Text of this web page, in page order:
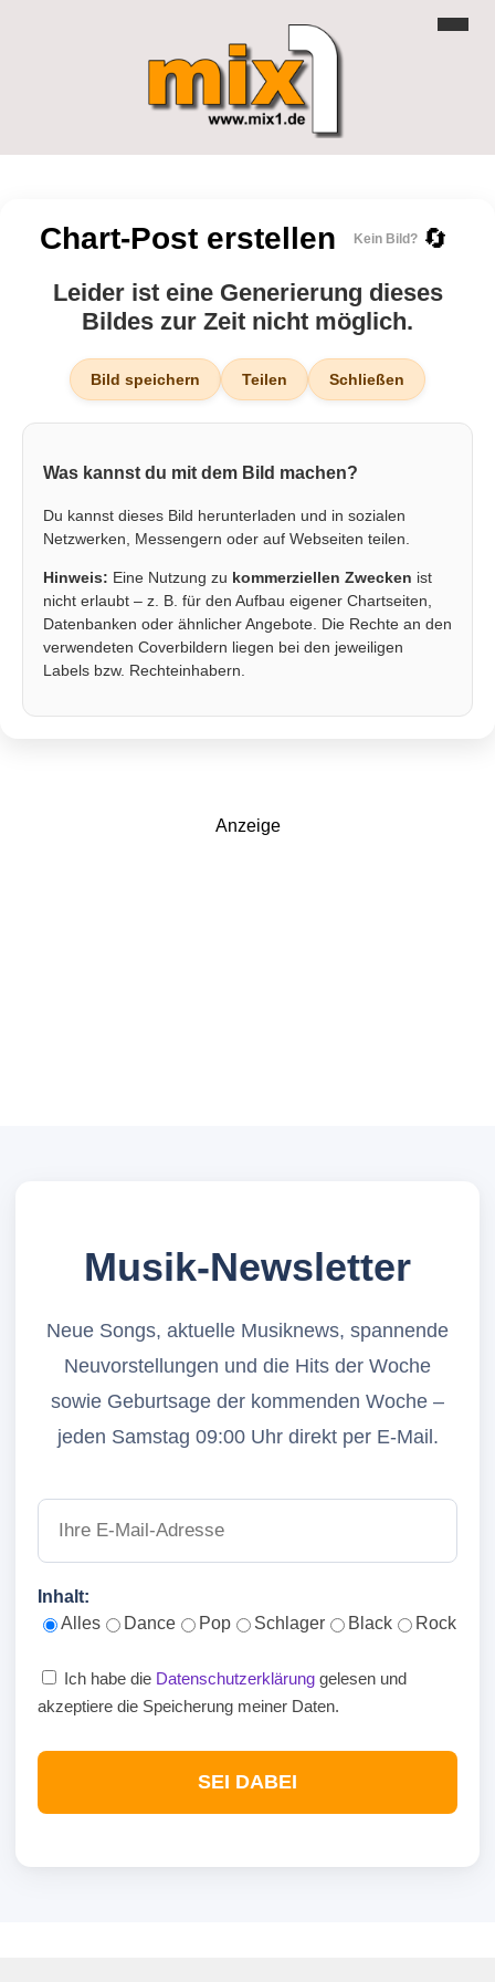
Chart-Post erstellen Kein Bild? 🔄
Leider ist eine Generierung dieses
Bildes zur Zeit nicht möglich.
Bild speichern Teilen Schließen
Was kannst du mit dem Bild machen?
Du kannst dieses Bild herunterladen und in sozialen
Netzwerken, Messengern oder auf Webseiten teilen.
Hinweis: Eine Nutzung zu kommerziellen Zwecken ist
nicht erlaubt – z. B. für den Aufbau eigener Chartseiten,
Datenbanken oder ähnlicher Angebote. Die Rechte an den
verwendeten Coverbildern liegen bei den jeweiligen
Labels bzw. Rechteinhabern.
Anzeige
Musik-Newsletter
Neue Songs, aktuelle Musiknews, spannende
Neuvorstellungen und die Hits der Woche
sowie Geburtsage der kommenden Woche –
jeden Samstag 09:00 Uhr direkt per E-Mail.
Inhalt:
Alles
Dance Pop Schlager Black Rock
Ich habe die Datenschutzerklärung gelesen und
akzeptiere die Speicherung meiner Daten.
SEI DABEI